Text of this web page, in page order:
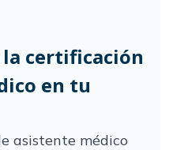
certificación
en tu
asistente médico